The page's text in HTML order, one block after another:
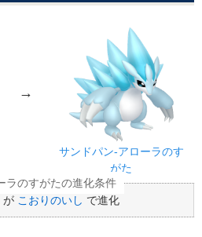
→
サンドパン-アローラのす
がた
が こおりのいし で進化